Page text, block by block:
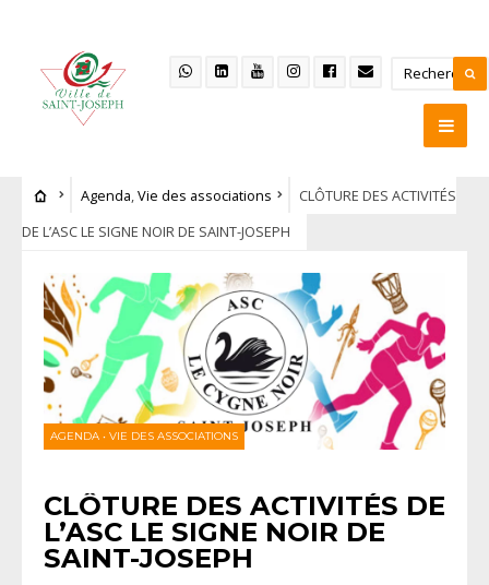
Agenda,Vie des associations
CLÔTURE DES ACTIVITÉS
DE L’ASC LE SIGNE NOIR DE SAINT-JOSEPH
AGENDA • VIE DES ASSOCIATIONS
CLÔTURE DES ACTIVITÉS DE
L’ASC LE SIGNE NOIR DE
SAINT-JOSEPH